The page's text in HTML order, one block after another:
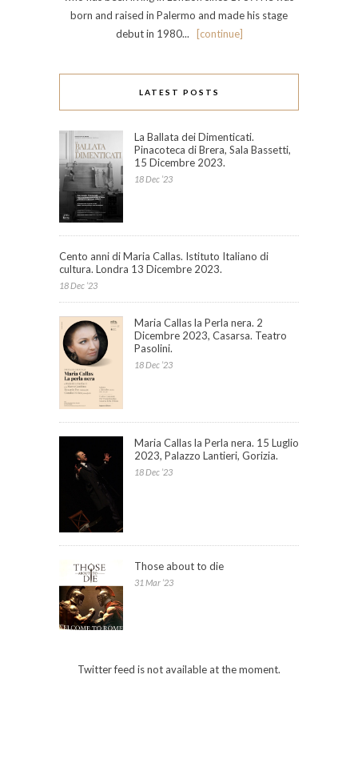
born and raised in Palermo and made his stage
debut in 1980...
[continue]
LATEST POSTS
La Ballata dei Dimenticati.
Pinacoteca di Brera, Sala Bassetti,
15 Dicembre 2023.
18 Dec ’23
Cento anni di Maria Callas. Istituto Italiano di
cultura. Londra 13 Dicembre 2023.
18 Dec ’23
Maria Callas la Perla nera. 2
Dicembre 2023, Casarsa. Teatro
Pasolini.
18 Dec ’23
Maria Callas la Perla nera. 15 Luglio
2023, Palazzo Lantieri, Gorizia.
18 Dec ’23
Those about to die
31 Mar ’23
Twitter feed is not available at the moment.